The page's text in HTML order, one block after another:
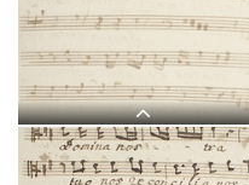
L 5, G.J. Werner, Sub tuum
praesidium, Titelblatt-
1.jpg